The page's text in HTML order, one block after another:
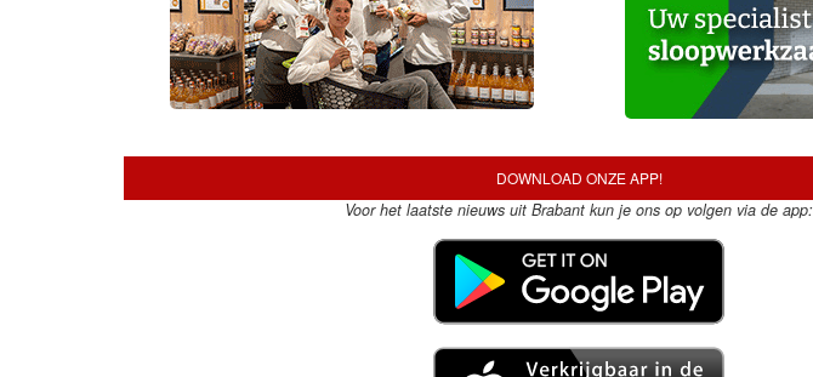
DOWNLOAD ONZE APP!
Voor het laatste nieuws uit Brabant kun je ons op volgen via de app: